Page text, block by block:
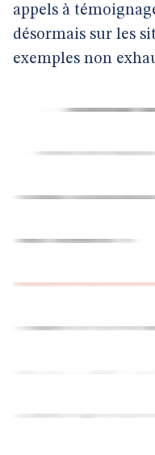
appels à
désormais sur les
exemples non